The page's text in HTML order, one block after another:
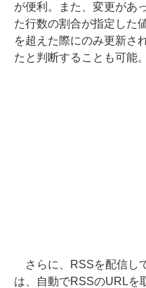
が便利。また、変更があ
た行数の割合が指定した
を超えた際にのみ更新さ
たと判断することも可能。
さらに、RSSを配信し
は、自動でRSSのURLを